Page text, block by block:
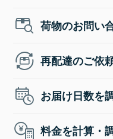
荷物のお問い
再配達のご依
お届け日数を
料金を計算・